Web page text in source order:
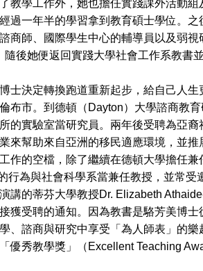
教學工作外，她也擔任實踐課外活動
過一年半的學習拿到教育碩士學位。
商師、國際學生中心的輔導員以及弱
後她便返回實踐大學社會工作系教書
定轉換跑道重新起步，給自己人生
布市。到德頓（Dayton）大學諮商教
的實驗室當研究員。兩年後受聘為亞
來幫助來自亞洲的移民適應環境，並
作的空檔，除了繼續在德頓大學擔任
行為與社會科學系當兼任教授，並常
講的蒂芬大學教授Dr. Elizabeth
獲受聘的通知。因為教書是駱芳美博
、諮商與研究中享受「為人師表」的
優秀教學獎」（Excellent Teaching